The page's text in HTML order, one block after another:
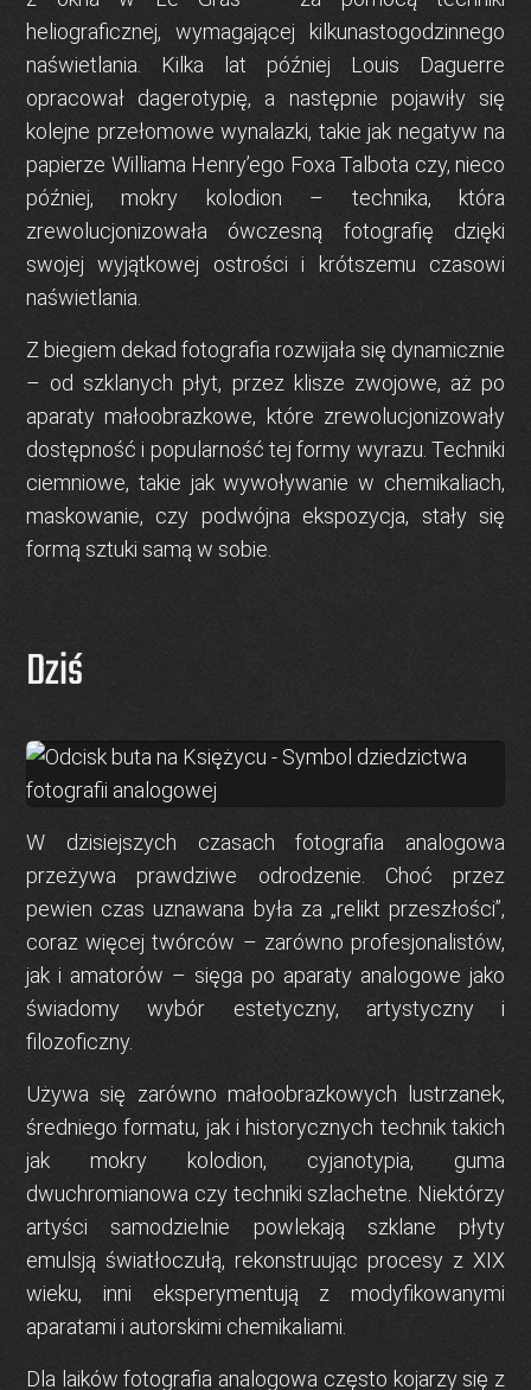
heliograficznej, wymagającej kilkunastogodzinnego
naświetlania. Kilka lat później Louis Daguerre
opracował dagerotypię, a następnie pojawiły się
kolejne przełomowe wynalazki, takie jak negatyw na
papierze Williama Henry’ego Foxa Talbota czy, nieco
później,mokry kolodion – technika, która
zrewolucjonizowała ówczesną fotografię dzięki
swojej wyjątkowej ostrości i krótszemu czasowi
naświetlania.
Z biegiem dekad fotografia rozwijała się dynamicznie
– od szklanych płyt, przez klisze zwojowe, aż po
aparaty małoobrazkowe, które zrewolucjonizowały
dostępność i popularność tej formy wyrazu. Techniki
ciemniowe, takie jak wywoływanie w chemikaliach,
maskowanie, czy podwójna ekspozycja, stały się
formą sztuki samą w sobie.
Dziś
W dzisiejszych czasachfotografia analogowa
przeżywa prawdziwe odrodzenie. Choć przez
pewien czas uznawana była za „relikt przeszłości”,
coraz więcej twórców – zarówno profesjonalistów,
jak i amatorów – sięga po aparaty analogowe jako
świadomy wybór estetyczny, artystyczny i
filozoficzny.
Używa się zarówno małoobrazkowych lustrzanek,
średniego formatu, jak i historycznych technik takich
jak mokry kolodion, cyjanotypia, guma
dwuchromianowa czy techniki szlachetne . Niektórzy
artyści samodzielnie powlekają szklane płyty
emulsją światłoczułą, rekonstruując procesy z XIX
wieku, inni eksperymentują z modyfikowanymi
aparatami i autorskimi chemikaliami.
Dla laików fotografia analogowa często kojarzy się z